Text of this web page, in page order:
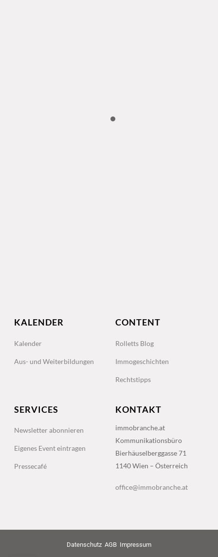
KALENDER
Kalender
Aus- und Weiterbildungen
CONTENT
Rolletts Blog
Immogeschichten
Rechtstipps
SERVICES
Newsletter abonnieren
Eigenes Event eintragen
Pressecafé
KONTAKT
immobranche.at
Kommunikationsbüro
Bierhäuselberggasse 71
1140 Wien – Österreich
office@immobranche.at
Datenschutz AGB Impressum